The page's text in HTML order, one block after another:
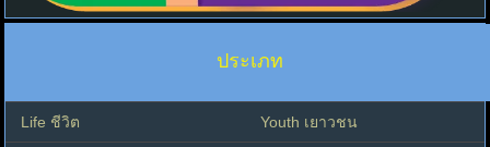
ประเภท
Life ชีวิต Youth เยาวชน